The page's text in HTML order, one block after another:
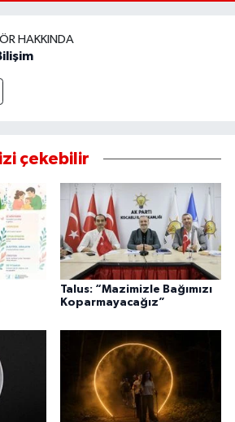
HAKKINDA
çekebilir
Talus: “Mazimizle Bağımızı
Koparmayacağız”